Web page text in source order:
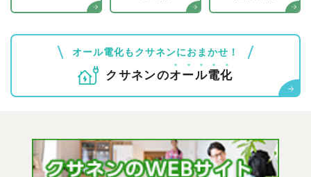
オール電化もクサネンにおまかせ！
クサネンのオール電化